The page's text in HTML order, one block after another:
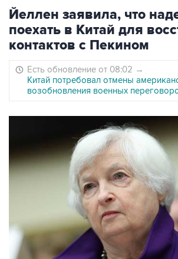
Йеллен заявила, что
поехать в Китай для
контактов с Пекином
Есть обновление от 08:02 →
Китай потребовал отмены
возобновления военных